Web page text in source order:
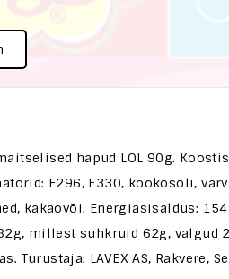
hapud LOL 90g.
E296, E330, kookosõli,
kakaovõi. Energiasisaldus:
millest suhkruid 62g, valgud
Turustaja: LAVEX AS, Rakvere,